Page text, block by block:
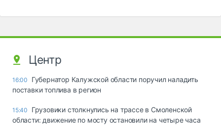
Центр
16:00
Губернатор Калужской области поручил наладить
поставки топлива в регион
15:40
Грузовики столкнулись на трассе в Смоленской
области: движение по мосту остановили на четыре часа